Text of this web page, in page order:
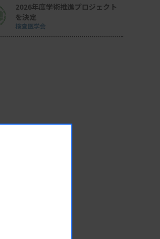
2026年度学術推進プロジェクト
を決定
検査医学会